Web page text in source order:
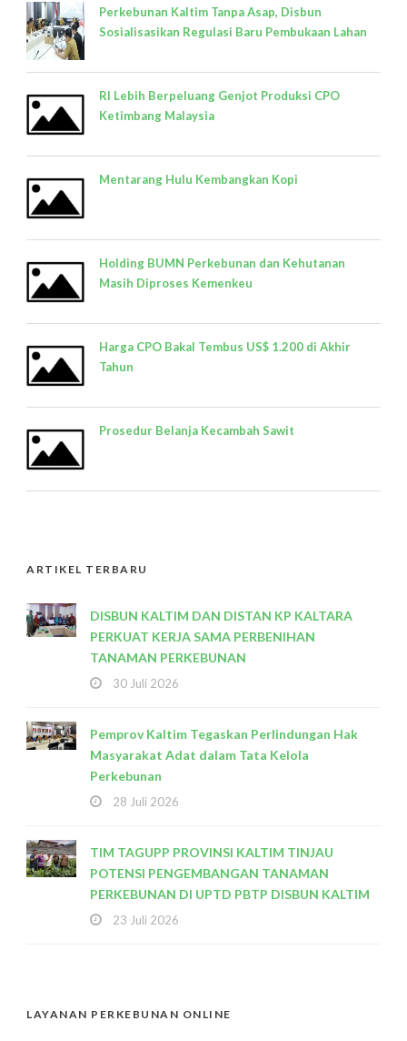
Perkebunan Kaltim Tanpa Asap, Disbun
Sosialisasikan Regulasi Baru Pembukaan Lahan
RI Lebih Berpeluang Genjot Produksi CPO
Ketimbang Malaysia
Mentarang Hulu Kembangkan Kopi
Holding BUMN Perkebunan dan Kehutanan
Masih Diproses Kemenkeu
Harga CPO Bakal Tembus US$ 1.200 di Akhir
Tahun
Prosedur Belanja Kecambah Sawit
ARTIKEL TERBARU
DISBUN KALTIM DAN DISTAN KP KALTARA
PERKUAT KERJA SAMA PERBENIHAN
TANAMAN PERKEBUNAN
30 Juli 2026
Pemprov Kaltim Tegaskan Perlindungan Hak
Masyarakat Adat dalam Tata Kelola
Perkebunan
28 Juli 2026
TIM TAGUPP PROVINSI KALTIM TINJAU
POTENSI PENGEMBANGAN TANAMAN
PERKEBUNAN DI UPTD PBTP DISBUN KALTIM
23 Juli 2026
LAYANAN PERKEBUNAN ONLINE